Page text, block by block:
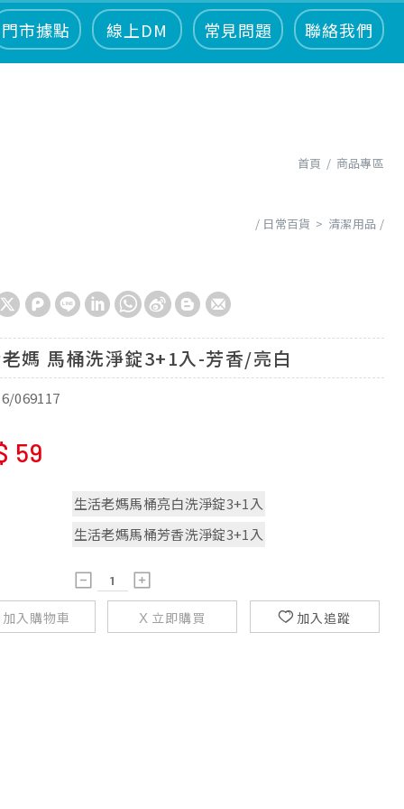
門市據點 線上DM 常見問題 聯絡我們
首頁 商品專區
日常百貨 清潔用品
媽 馬桶洗淨錠3+1入-芳香/亮白
069117
59
生活老媽馬桶亮白洗淨錠3+1入
生活老媽馬桶芳香洗淨錠3+1入
加入購物車 立即購買 加入追蹤